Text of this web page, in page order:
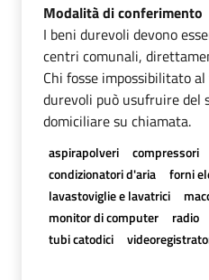
Modalità di conferimento
I beni durevoli devono
centri comunali,
Chi fosse impossibilitato
durevoli può usufruire del
domiciliare su chiamata.
aspirapolveri compressori
condizionatori d'aria
forni
lavastoviglie e lavatrici
monitor di computer
radio
tubi catodici